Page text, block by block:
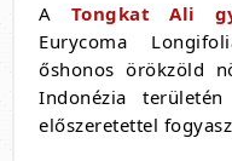
A Tongkat Ali
Eurycoma
őshonos örökzöld
Indonézia
előszeretettel